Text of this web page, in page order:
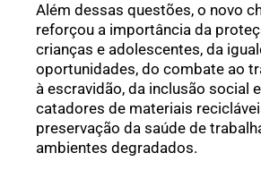
Além dessas questões, o novo
reforçou a importância da
crianças e adolescentes, da
oportunidades, do combate ao
à escravidão, da inclusão social
catadores de materiais
preservação da saúde de
ambientes degradados.